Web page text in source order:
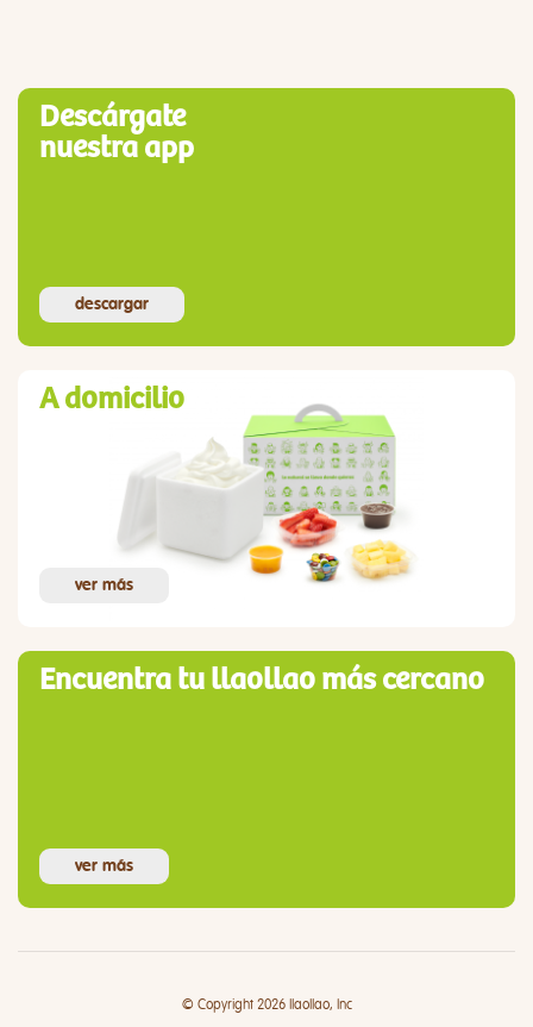
Descárgate
nuestra app
descargar
A domicilio
ver más
Encuentra tu llaollao más cercano
ver más
© Copyright 2026 llaollao, Inc